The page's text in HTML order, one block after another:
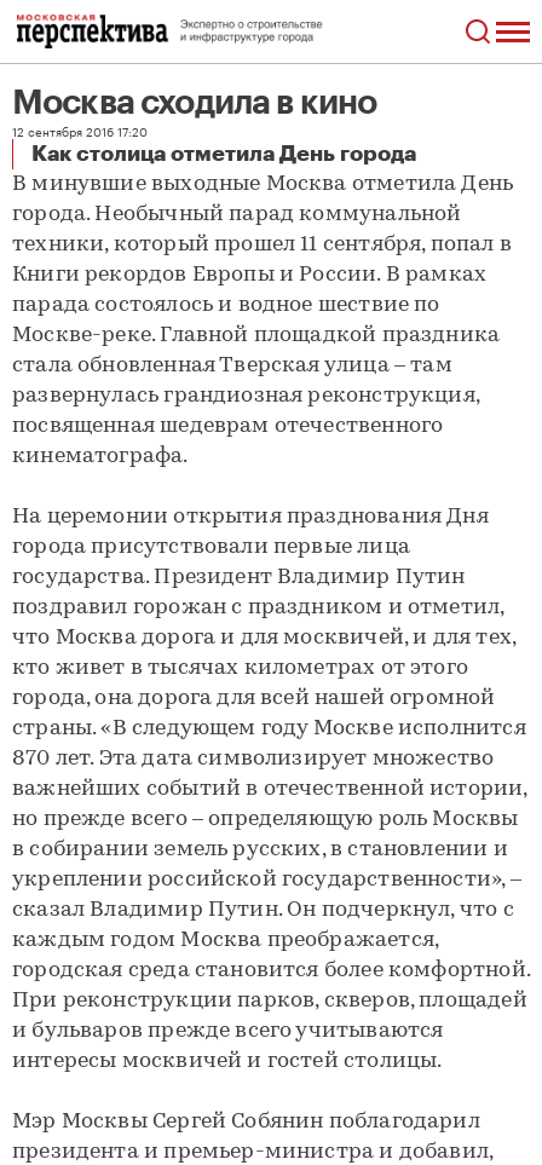
Москва сходила в кино
12 сентября 2016 17:20
Как столица отметила День города
Москва сходила в кино
В минувшие выходные Москва отметила День
города. Необычный парад коммунальной
техники, который прошел 11 сентября, попал в
Книги рекордов Европы и России. В рамках
парада состоялось и водное шествие по
Москве-реке. Главной площадкой праздника
стала обновленная Тверская улица – там
развернулась грандиозная реконструкция,
посвященная шедеврам отечественного
кинематографа.
На церемонии открытия празднования Дня
города присутствовали первые лица
государства. Президент Владимир Путин
поздравил горожан с праздником и отметил,
что Москва дорога и для москвичей, и для тех,
кто живет в тысячах километрах от этого
города, она дорога для всей нашей огромной
страны. «В следующем году Москве исполнится
870 лет. Эта дата символизирует множество
важнейших событий в отечественной истории,
но прежде всего – определяющую роль Москвы
в собирании земель русских, в становлении и
укреплении российской государственности», –
сказал Владимир Путин. Он подчеркнул, что с
каждым годом Москва преображается,
городская среда становится более комфортной.
При реконструкции парков, скверов, площадей
и бульваров прежде всего учитываются
интересы москвичей и гостей столицы.
Мэр Москвы Сергей Собянин поблагодарил
президента и премьер-министра и добавил,